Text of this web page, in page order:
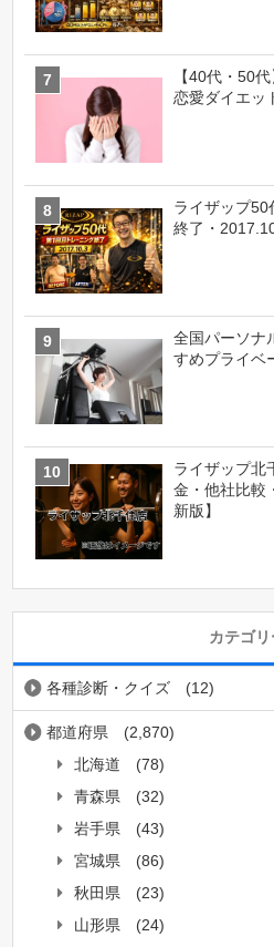
【40代・50
恋愛ダイエッ
ライザップ
終了・
全国パーソナ
すめプライベ
ライザップ北
金・他社比較
新版】
カテゴリ
各種診断・クイズ (12)
都道府県
(2,870)
北海道
(78)
青森県
(32)
岩手県
(43)
宮城県
(86)
秋田県
(23)
山形県
(24)